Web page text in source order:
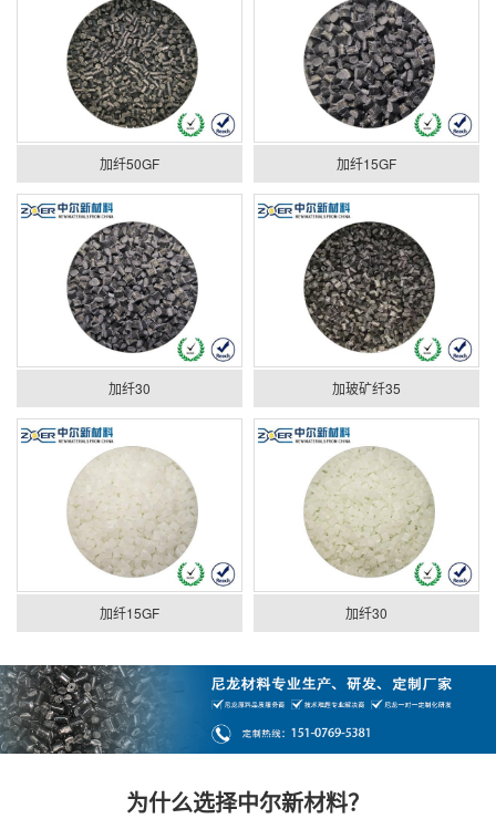
加纤50GF 加纤15GF
加纤30 加玻矿纤35
加纤15GF 加纤30
为什么选择中尔新材料？